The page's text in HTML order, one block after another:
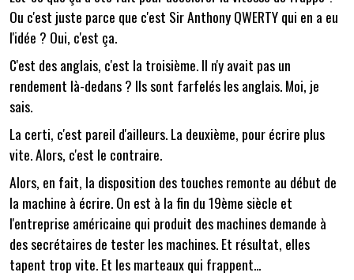
Ou c'est juste parce que c'est Sir Anthony QWERTY qui en a eu
l'idée ? Oui, c'est ça.
C'est des anglais, c'est la troisième. Il n'y avait pas un
rendement là-dedans ? Ils sont farfelés les anglais. Moi, je
sais.
La certi, c'est pareil d'ailleurs. La deuxième, pour écrire plus
vite. Alors, c'est le contraire.
Alors, en fait, la disposition des touches remonte au début de
la machine à écrire. On est à la fin du 19ème siècle et
l'entreprise américaine qui produit des machines demande à
des secrétaires de tester les machines. Et résultat, elles
tapent trop vite. Et les marteaux qui frappent...